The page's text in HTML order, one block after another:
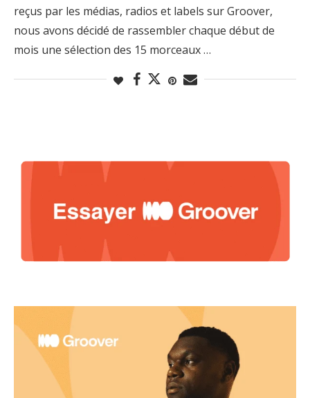
reçus par les médias, radios et labels sur Groover,
nous avons décidé de rassembler chaque début de
mois une sélection des 15 morceaux …